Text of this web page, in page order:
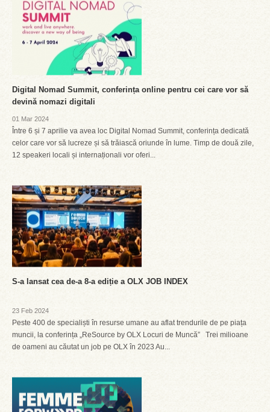
Digital Nomad Summit, conferința online pentru cei care vor să
devină nomazi digitali
01 Mar 2024
Între 6 și 7 aprilie va avea loc Digital Nomad Summit, conferința dedicată
celor care vor să lucreze și să trăiască oriunde în lume. Timp de două zile,
12 speakeri locali și internaționali vor oferi...
S-a lansat cea de-a 8-a ediție a OLX JOB INDEX
23 Feb 2024
Peste 400 de specialiști în resurse umane au aflat trendurile de pe piața
muncii, la conferința „ReSource by OLX Locuri de Muncă” Trei milioane
de oameni au căutat un job pe OLX în 2023 Au...